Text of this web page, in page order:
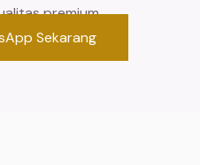
premium.
Sekarang